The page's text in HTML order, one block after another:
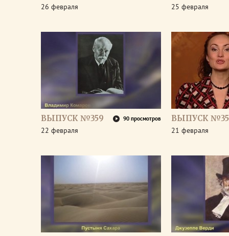
26 февраля 25 февраля
ВЫПУСК №359 90 просмотров
22 февраля
ВЫПУСК
21 февраля